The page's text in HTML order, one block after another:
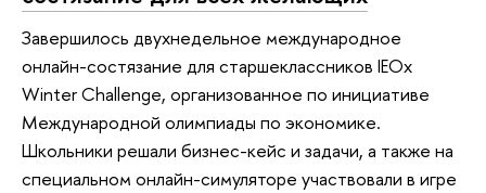
Завершилось двухнедельное международное
онлайн-состязание для старшеклассников IEOx
Winter Challenge, организованное по инициативе
Международной олимпиады по экономике.
Школьники решали бизнес-кейс и задачи, а также на
специальном онлайн-симуляторе участвовали в игре